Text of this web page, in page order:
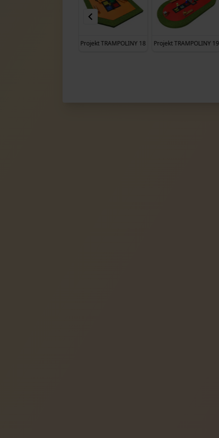
Projekt TRAMPOLINY 18 Projekt TRAMPOLINY 19